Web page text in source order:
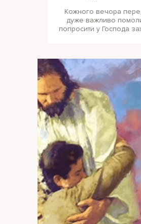
Кожного вечора
дуже важливо
попросити у Господа